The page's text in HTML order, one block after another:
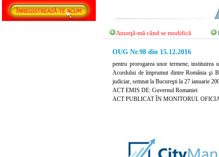
Anunţă-mă când se modifică
OUG Nr.98 din 15.12.2016
pentru prorogarea unor termene, instituirea
Acordului de împrumut dintre România şi
judiciar, semnat la Bucureşti la 27 ianuarie
ACT EMIS DE: Guvernul Romaniei
ACT PUBLICAT ÎN MONITORUL